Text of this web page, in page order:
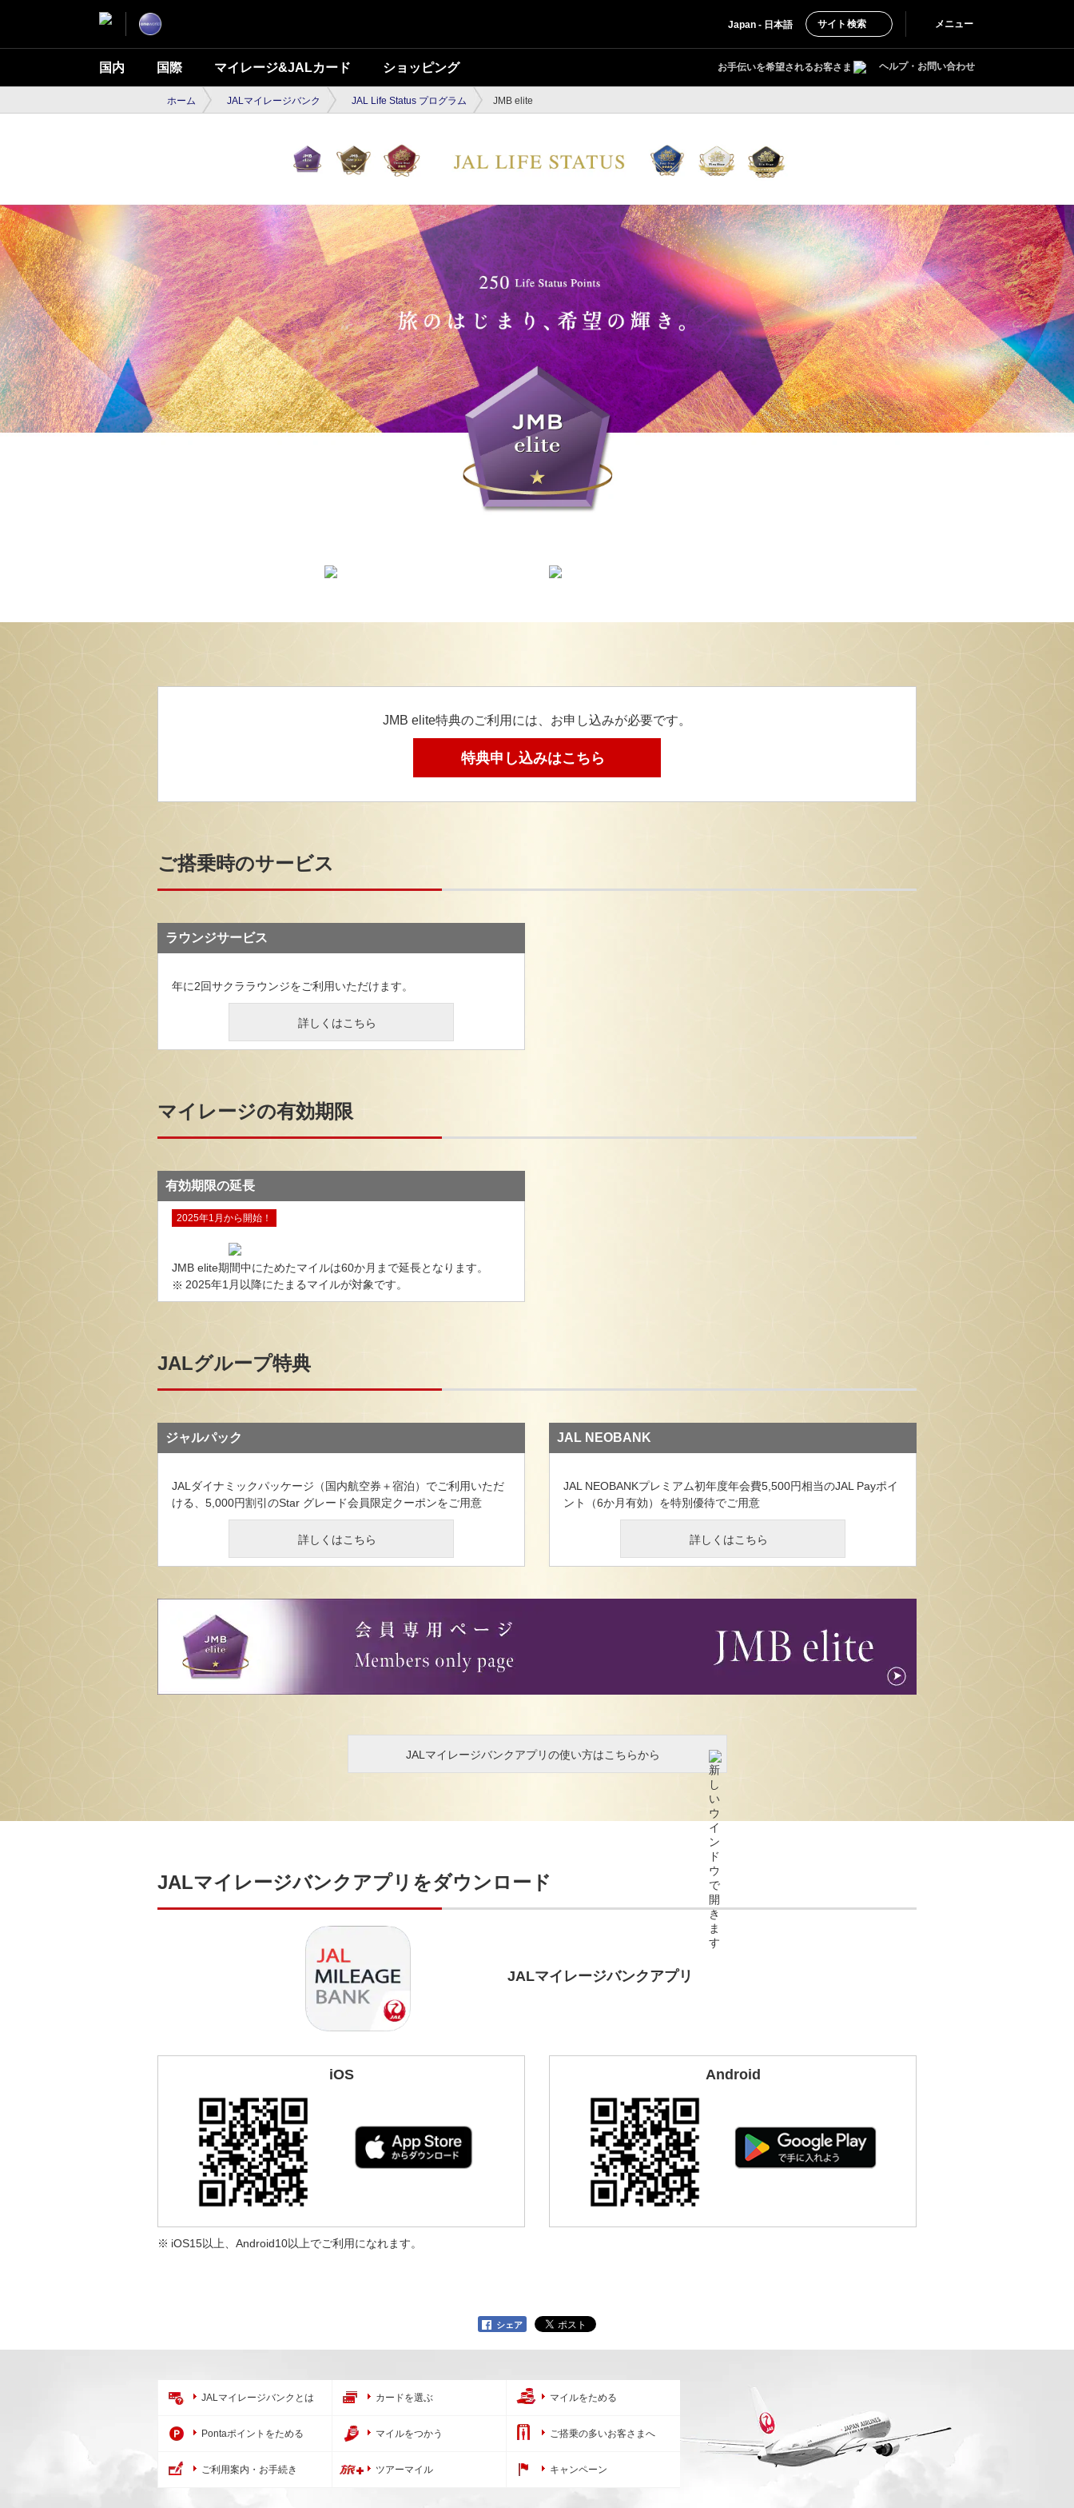
Japan - 日本語 サイト検索 メニュー
国内 国際 マイレージ&JALカード ショッピング お手伝いを希望されるお客さま ヘルプ・お問い合わせ
ホーム JALマイレージバンク JAL Life Status プログラム JMB elite
JMB elite（JALのサービス）
JMB elite特典のご利用には、お申し込みが必要です。
特典申し込みはこちら
ご搭乗時のサービス
ラウンジサービス
年に2回サクララウンジをご利用いただけます。
詳しくはこちら
マイレージの有効期限
有効期限の延長
2025年1月から開始！
JMB elite期間中にためたマイルは60か月まで延長となります。
2025年1月以降にたまるマイルが対象です。
JALグループ特典
ジャルパック
JALダイナミックパッケージ（国内航空券＋宿泊）でご利用いただ
ける、5,000円割引のStar グレード会員限定クーポンをご用意
詳しくはこちら
JAL NEOBANK
JAL NEOBANKプレミアム初年度年会費5,500円相当のJAL Payポイ
ント（6か月有効）を特別優待でご用意
詳しくはこちら
JALマイレージバンクアプリの使い方はこちらから
JALマイレージバンクアプリをダウンロード
JALマイレージバンクアプリ
iOS Android
iOS15以上、Android10以上でご利用になれます。
シェア
JALマイレージバンクとは カードを選ぶ マイルをためる
Pontaポイントをためる マイルをつかう ご搭乗の多いお客さまへ
ご利用案内・お手続き ツアーマイル キャンペーン